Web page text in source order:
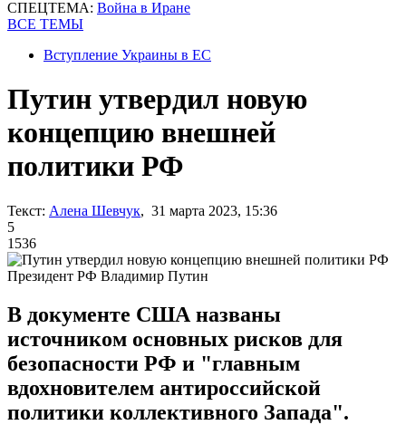
СПЕЦТЕМА: Война в Иране
ВСЕ ТЕМЫ
Вступление Украины в ЕС
Путин утвердил новую
концепцию внешней
политики РФ
Текст: Алена Шевчук, 31 марта 2023, 15:36
5
1536
Президент РФ Владимир Путин
В документе США названы
источником основных рисков для
безопасности РФ и "главным
вдохновителем антироссийской
политики коллективного Запада".